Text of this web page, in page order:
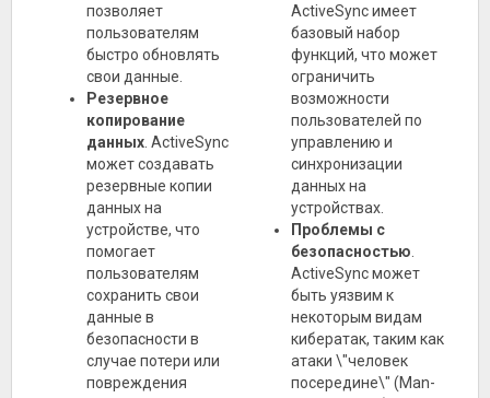
позволяет
пользователям
быстро обновлять
свои данные.
Резервное
копирование
данных . ActiveSync
может создавать
резервные копии
данных на
устройстве, что
помогает
пользователям
сохранить свои
данные в
безопасности в
случае потери или
повреждения
ActiveSync имеет
базовый набор
функций, что может
ограничить
возможности
пользователей по
управлению и
синхронизации
данных на
устройствах.
Проблемы с
безопасностью
ActiveSync может
быть уязвим к
некоторым видам
кибератак, таким как
атаки \"человек
посередине\" (Man-